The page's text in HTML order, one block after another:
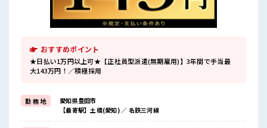
おすすめポイント
★日払い1万円以上可★【正社員型派遣(無期雇用)】3年間で手当最
大143万円！／積極採用
勤 務 地
愛知県豊田市
【最寄駅】土橋(愛知) ／ 名鉄三河線